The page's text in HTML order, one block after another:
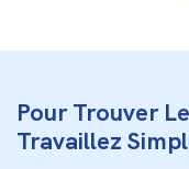
Pour Trouver
Travaillez